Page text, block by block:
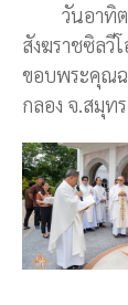
วันอาทิตย์
สังฆราชซิลวี
ขอบพระคุณ
กลอง จ.สมุท